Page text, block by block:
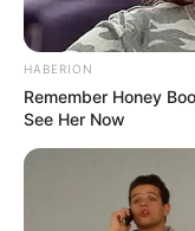
HABERION
Remember Honey
See Her Now